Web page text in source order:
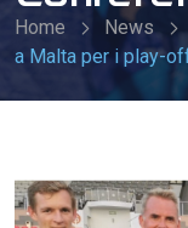
Home News
a Malta per i play-